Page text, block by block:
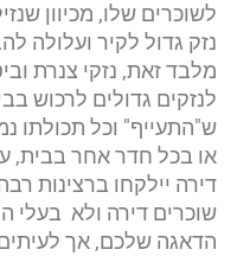
לשוכרים שלו, מכיוון
נזק גדול לקיר ועלולה
מלבד זאת, נזקי צנרת
לנזקים גדולים לרכוש
ש"התעייף" וכל תכולתו
או בכל חדר אחר בבית,
דירה יילקחו ברצינות
שוכרים דירה ולא בעלי
הדאגה שלכם, אך